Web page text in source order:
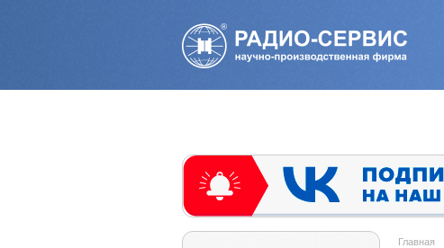
Главная